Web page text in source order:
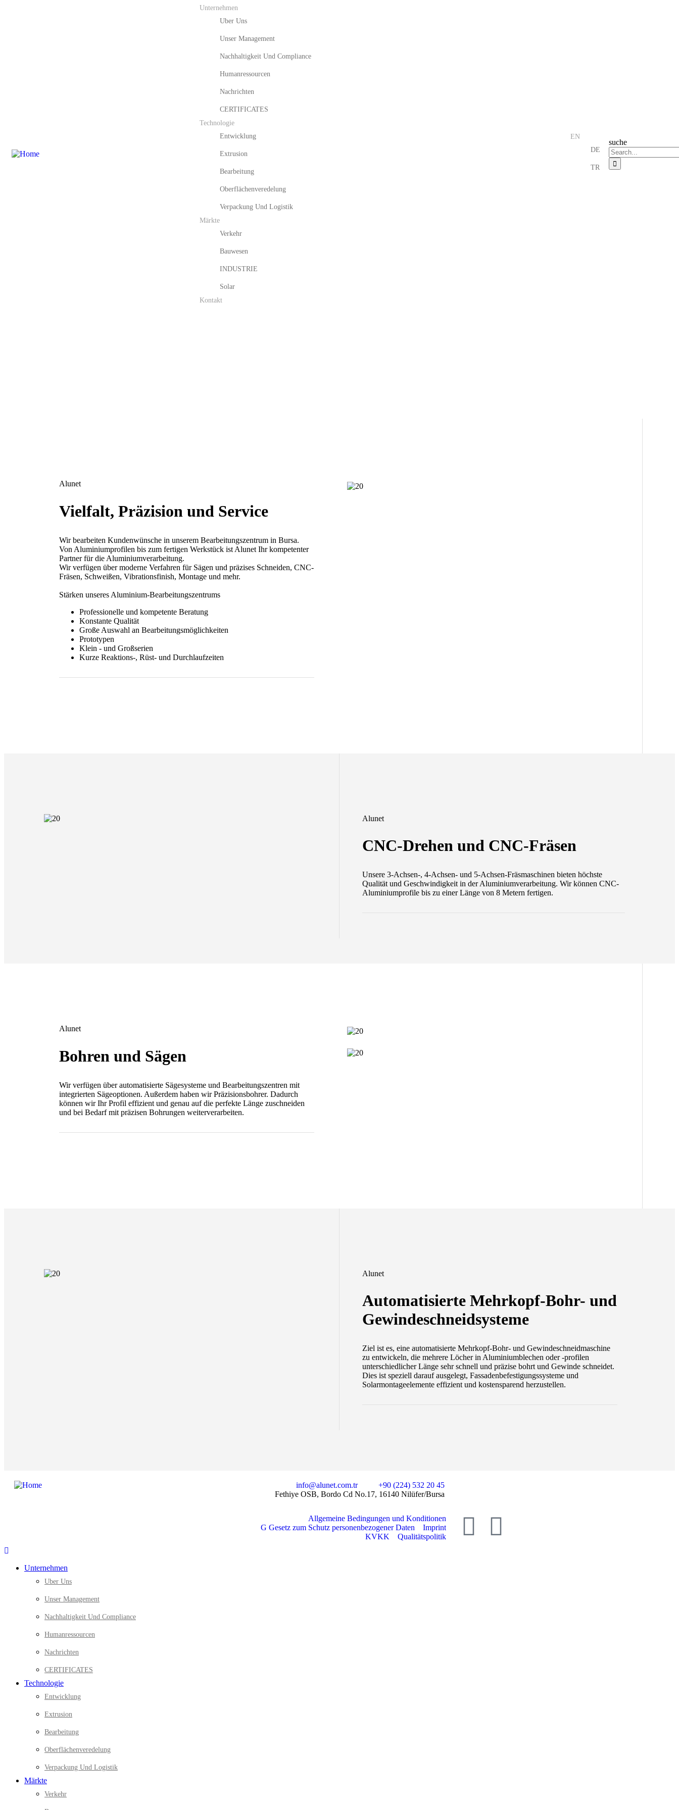
Unternehmen
Uber Uns
Unser Management
Nachhaltigkeit Und Compliance
Humanressourcen
Nachrichten
CERTIFICATES
Technologie
Entwicklung
Extrusion
Bearbeitung
Oberflächenveredelung
Verpackung Und Logistik
Märkte
Verkehr
Bauwesen
INDUSTRIE
Solar
Kontakt
EN
DE
TR
suche
Alunet
Vielfalt, Präzision und Service
Wir bearbeiten Kundenwünsche in unserem Bearbeitungszentrum in Bursa.
Von Aluminiumprofilen bis zum fertigen Werkstück ist Alunet Ihr kompetenter
Partner für die Aluminiumverarbeitung.
Wir verfügen über moderne Verfahren für Sägen und präzises Schneiden, CNC-
Fräsen, Schweißen, Vibrationsfinish, Montage und mehr.
Stärken unseres Aluminium-Bearbeitungszentrums
Professionelle und kompetente Beratung
Konstante Qualität
Große Auswahl an Bearbeitungsmöglichkeiten
Prototypen
Klein - und Großserien
Kurze Reaktions-, Rüst- und Durchlaufzeiten
Alunet
CNC-Drehen und CNC-Fräsen
Unsere 3-Achsen-, 4-Achsen- und 5-Achsen-Fräsmaschinen bieten höchste
Qualität und Geschwindigkeit in der Aluminiumverarbeitung. Wir können CNC-
Aluminiumprofile bis zu einer Länge von 8 Metern fertigen.
Alunet
Bohren und Sägen
Wir verfügen über automatisierte Sägesysteme und Bearbeitungszentren mit
integrierten Sägeoptionen. Außerdem haben wir Präzisionsbohrer. Dadurch
können wir Ihr Profil effizient und genau auf die perfekte Länge zuschneiden
und bei Bedarf mit präzisen Bohrungen weiterverarbeiten.
Alunet
Automatisierte Mehrkopf-Bohr- und
Gewindeschneidsysteme
Ziel ist es, eine automatisierte Mehrkopf-Bohr- und Gewindeschneidmaschine
zu entwickeln, die mehrere Löcher in Aluminiumblechen oder -profilen
unterschiedlicher Länge sehr schnell und präzise bohrt und Gewinde schneidet.
Dies ist speziell darauf ausgelegt, Fassadenbefestigungssysteme und
Solarmontageelemente effizient und kostensparend herzustellen.
info@alunet.com.tr
+90 (224) 532 20 45
Fethiye OSB, Bordo Cd No.17, 16140 Nilüfer/Bursa
Allgemeine Bedingungen und Konditionen
G Gesetz zum Schutz personenbezogener Daten
Imprint
KVKK
Qualitätspolitik
Unternehmen
Uber Uns
Unser Management
Nachhaltigkeit Und Compliance
Humanressourcen
Nachrichten
CERTIFICATES
Technologie
Entwicklung
Extrusion
Bearbeitung
Oberflächenveredelung
Verpackung Und Logistik
Märkte
Verkehr